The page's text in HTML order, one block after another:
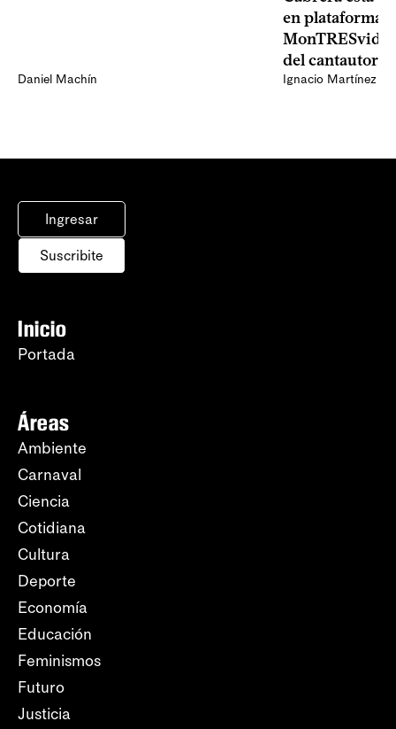
Daniel Machín
en plataformas
del cantautor
Ignacio Martínez
Ingresar
Suscribite
Inicio
Portada
Áreas
Ambiente
Carnaval
Ciencia
Cotidiana
Cultura
Deporte
Economía
Educación
Feminismos
Futuro
Justicia